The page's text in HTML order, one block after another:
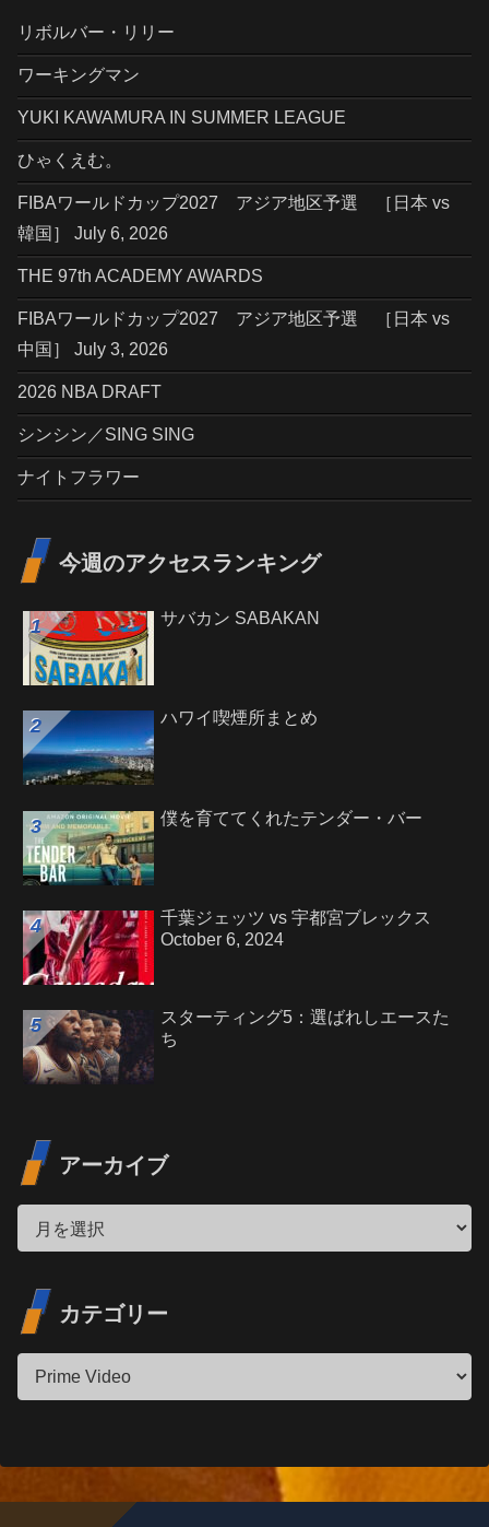
リボルバー・リリー
ワーキングマン
YUKI KAWAMURA IN SUMMER LEAGUE
ひゃくえむ。
FIBAワールドカップ2027 アジア地区予選 ［日本 vs
韓国］ July 6, 2026
THE 97th ACADEMY AWARDS
FIBAワールドカップ2027 アジア地区予選 ［日本 vs
中国］ July 3, 2026
2026 NBA DRAFT
シンシン／SING SING
ナイトフラワー
今週のアクセスランキング
サバカン SABAKAN
ハワイ喫煙所まとめ
僕を育ててくれたテンダー・バー
千葉ジェッツ vs 宇都宮ブレックス
October 6, 2024
スターティング5：選ばれしエースた
ち
アーカイブ
カテゴリー